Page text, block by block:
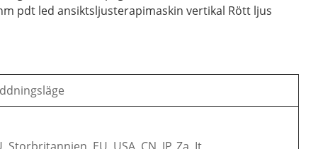
pdt led ansiktsljusterapimaskin vertikal Rött ljus